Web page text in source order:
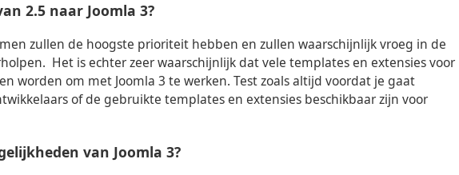
2.5 naar Joomla 3?
zullen de hoogste prioriteit hebben en zullen waarschijnlijk vroeg in de
Het is echter zeer waarschijnlijk dat vele templates en extensies voor
worden om met Joomla 3 te werken. Test zoals altijd voordat je gaat
of de gebruikte templates en extensies beschikbaar zijn voor
van Joomla 3?